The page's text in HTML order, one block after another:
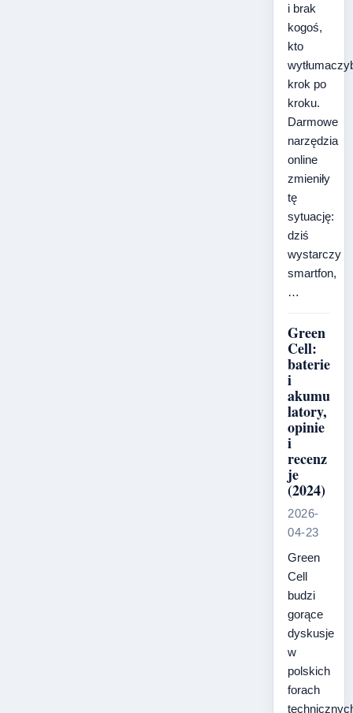
i brak
kogoś,
kto
krok po
kroku.
Darmowe
narzędzia
online
zmieniły
tę
sytuację:
dziś
wystarczy
smartfon,
…
Green
Cell:
baterie
i
akumu
latory,
opinie
i
recenz
je
(2024)
2026-
04-23
Green
Cell
budzi
gorące
dyskusje
w
polskich
forach